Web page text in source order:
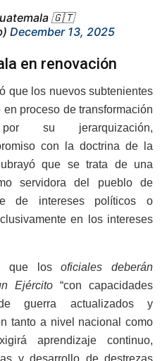
🇬🇹
December 13, 2025
en renovación
que los nuevos subtenientes
proceso de transformación
su jerarquización,
con la doctrina de la
que se trata de una
servidora del pueblo de
de intereses políticos o
en los intereses
que losoficiales deberán
Ejército “con capacidades
guerra actualizados y
tanto a nivel nacional como
aprendizaje continuo,